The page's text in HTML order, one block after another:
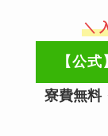
＼
【公
寮費無料